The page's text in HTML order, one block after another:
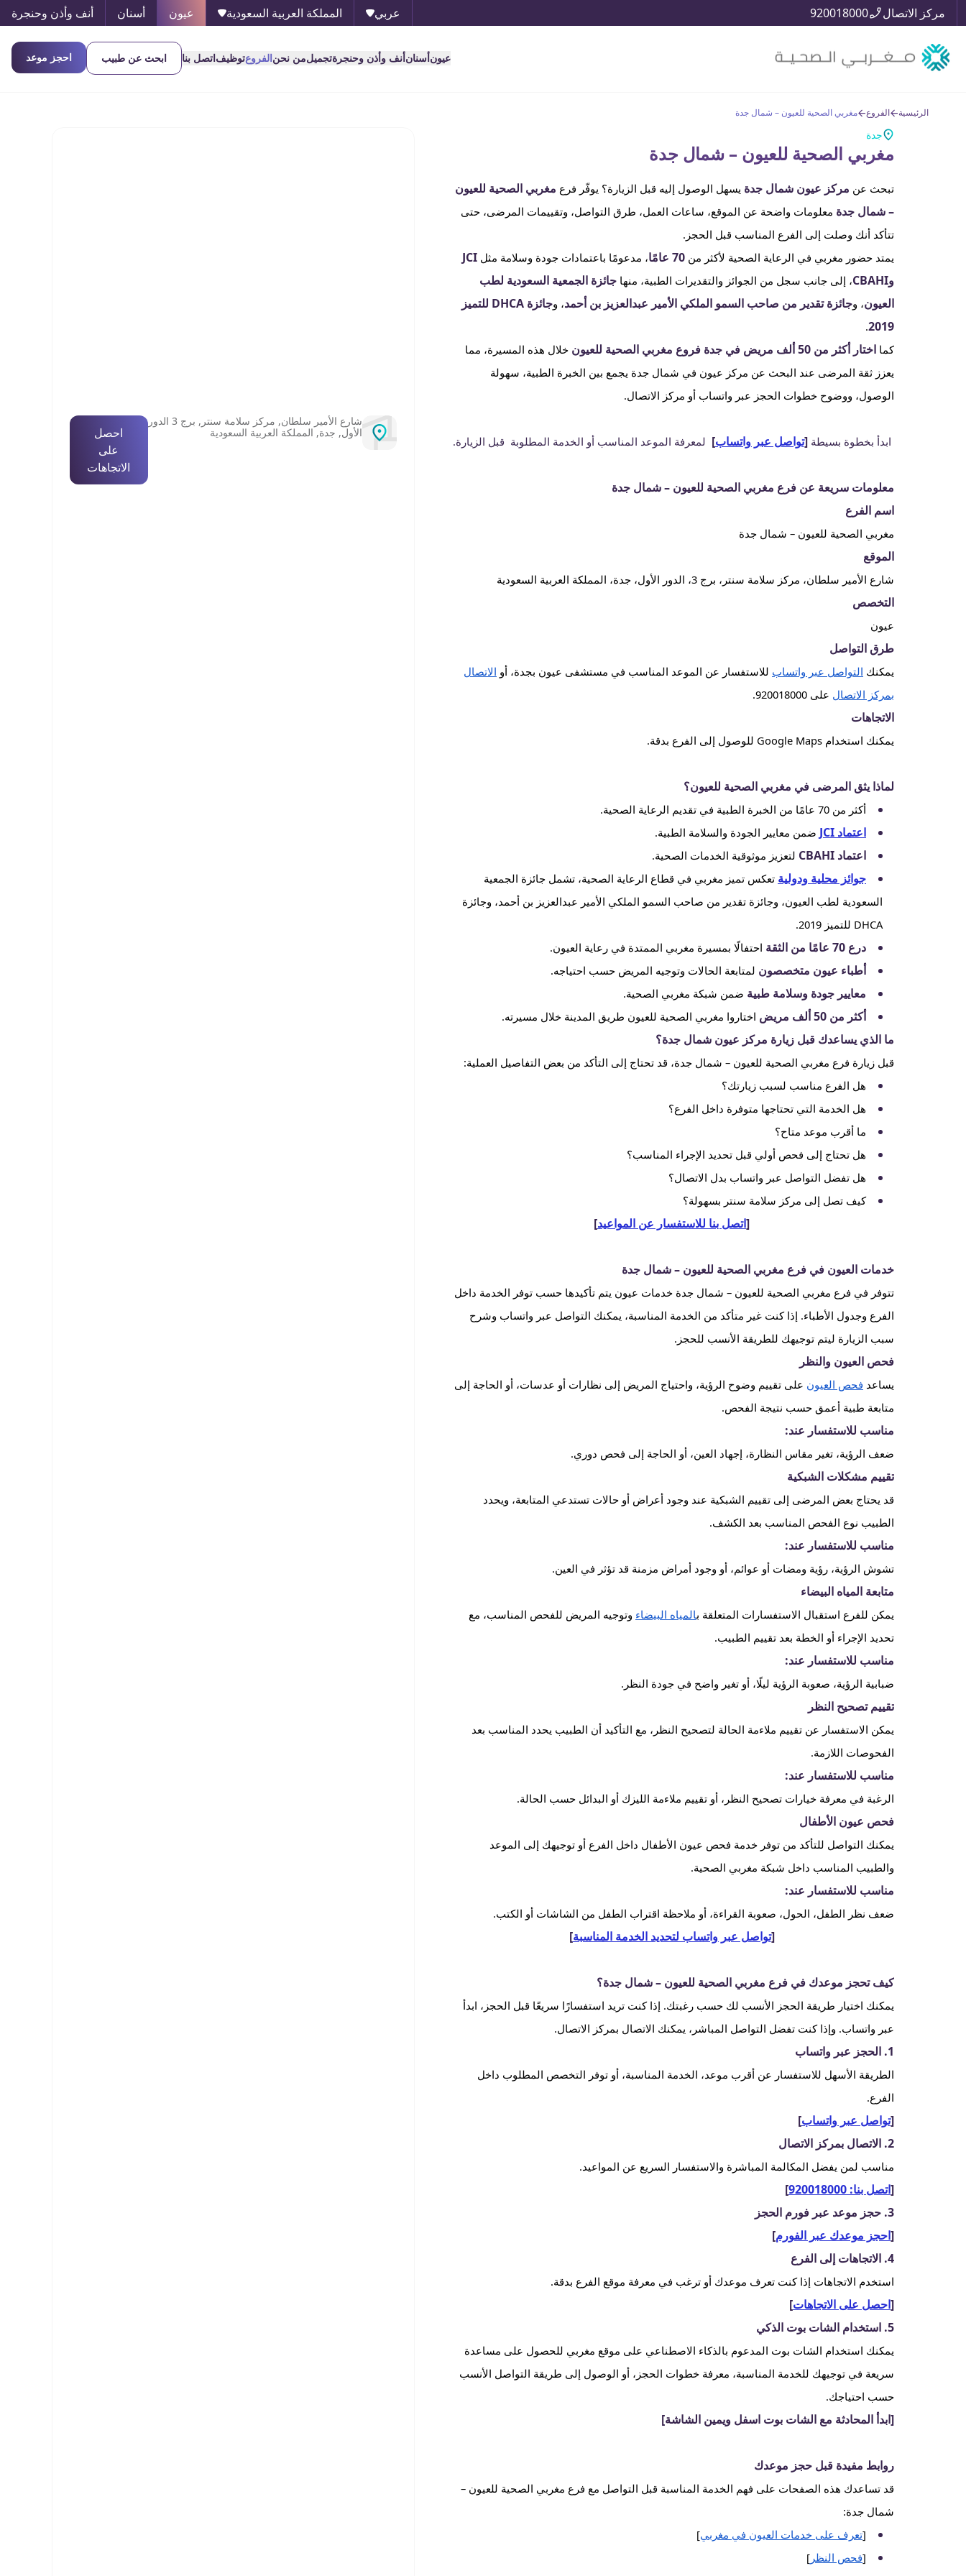
مركز الاتصال 920018000 عربي المملكة العربية السعودية عيون أسنان أنف وأذن وحنجرة
عيونأسنانأنف وأذن وحنجرةتجميلمن نحنالفروعتوظيفاتصل بنا ابحث عن طبيب احجز موعد
الرئيسية الفروع مغربي الصحية للعيون – شمال جدة
جدة
مغربي الصحية للعيون – شمال جدة
تبحث عن مركز عيون شمال جدة يسهل الوصول إليه قبل الزيارة؟ يوفّر فرع مغربي الصحية للعيون
– شمال جدة معلومات واضحة عن الموقع، ساعات العمل، طرق التواصل، وتقييمات المرضى، حتى
تتأكد أنك وصلت إلى الفرع المناسب قبل الحجز.
يمتد حضور مغربي في الرعاية الصحية لأكثر من
، مدعومًا باعتمادات جودة وسلامة مثل JCI
وCBAHI
، إلى جانب سجل من الجوائز والتقديرات الطبية، منها جائزة الجمعية السعودية لطب
العيون، وجائزة تقدير من صاحب السمو الملكي الأمير عبدالعزيز بن أحمد، و
جائزة DHCA للتميز
2019
.
كما اختار أكثر من 50 ألف مريض في جدة فروع مغربي الصحية للعيون
خلال هذه المسيرة، مما
يعزز ثقة المرضى عند البحث عن مركز عيون في شمال جدة يجمع بين الخبرة الطبية، سهولة
الوصول، ووضوح خطوات الحجز عبر واتساب أو مركز الاتصال.
ابدأ بخطوة بسيطة[تواصل عبر واتساب] لمعرفة الموعد المناسب أو الخدمة المطلوبة قبل الزيارة.
معلومات سريعة عن فرع مغربي الصحية للعيون – شمال جدة
اسم الفرع
مغربي الصحية للعيون – شمال جدة
الموقع
شارع الأمير سلطان، مركز سلامة سنتر، برج 3، الدور الأول، جدة، المملكة العربية السعودية
التخصص
عيون
طرق التواصل
يمكنك التواصل عبر واتساب للاستفسار عن الموعد المناسب في مستشفى عيون بجدة، أو الاتصال
بمركز الاتصال على 920018000.
الاتجاهات
يمكنك استخدام Google Maps للوصول إلى الفرع بدقة.
لماذا يثق المرضى في مغربي الصحية للعيون؟
أكثر من 70 عامًا من الخبرة الطبية في تقديم الرعاية الصحية.
اعتماد JCI ضمن معايير الجودة والسلامة الطبية.
اعتماد CBAHI لتعزيز موثوقية الخدمات الصحية.
جوائز محلية ودولية تعكس تميز مغربي في قطاع الرعاية الصحية، تشمل جائزة الجمعية
السعودية لطب العيون، وجائزة تقدير من صاحب السمو الملكي الأمير عبدالعزيز بن أحمد، وجائزة
DHCA للتميز 2019.
درع 70 عامًا من الثقة احتفالًا بمسيرة مغربي الممتدة في رعاية العيون.
أطباء عيون متخصصون لمتابعة الحالات وتوجيه المريض حسب احتياجه.
معايير جودة وسلامة طبية ضمن شبكة مغربي الصحية.
أكثر من 50 ألف مريض اختاروا مغربي الصحية للعيون طريق المدينة خلال مسيرته.
ما الذي يساعدك قبل زيارة مركز عيون شمال جدة؟
قبل زيارة فرع مغربي الصحية للعيون – شمال جدة، قد تحتاج إلى التأكد من بعض التفاصيل العملية:
هل الفرع مناسب لسبب زيارتك؟
هل الخدمة التي تحتاجها متوفرة داخل الفرع؟
ما أقرب موعد متاح؟
هل تحتاج إلى فحص أولي قبل تحديد الإجراء المناسب؟
هل تفضل التواصل عبر واتساب بدل الاتصال؟
كيف تصل إلى مركز سلامة سنتر بسهولة؟
[اتصل بنا للاستفسار عن المواعيد]
خدمات العيون في فرع مغربي الصحية للعيون – شمال جدة
تتوفر في فرع مغربي الصحية للعيون – شمال جدة خدمات عيون يتم تأكيدها حسب توفر الخدمة داخل
الفرع وجدول الأطباء. إذا كنت غير متأكد من الخدمة المناسبة، يمكنك التواصل عبر واتساب وشرح
سبب الزيارة ليتم توجيهك للطريقة الأنسب للحجز.
فحص العيون والنظر
يساعد فحص العيون على تقييم وضوح الرؤية، واحتياج المريض إلى نظارات أو عدسات، أو الحاجة إلى
متابعة طبية أعمق حسب نتيجة الفحص.
مناسب للاستفسار عند:
ضعف الرؤية، تغير مقاس النظارة، إجهاد العين، أو الحاجة إلى فحص دوري.
تقييم مشكلات الشبكية
قد يحتاج بعض المرضى إلى تقييم الشبكية عند وجود أعراض أو حالات تستدعي المتابعة، ويحدد
الطبيب نوع الفحص المناسب بعد الكشف.
مناسب للاستفسار عند:
تشوش الرؤية، رؤية ومضات أو عوائم، أو وجود أمراض مزمنة قد تؤثر في العين.
متابعة المياه البيضاء
يمكن للفرع استقبال الاستفسارات المتعلقة بالمياه البيضاء وتوجيه المريض للفحص المناسب، مع
تحديد الإجراء أو الخطة بعد تقييم الطبيب.
مناسب للاستفسار عند:
ضبابية الرؤية، صعوبة الرؤية ليلًا، أو تغير واضح في جودة النظر.
تقييم تصحيح النظر
يمكن الاستفسار عن تقييم ملاءمة الحالة لتصحيح النظر، مع التأكيد أن الطبيب يحدد المناسب بعد
الفحوصات اللازمة.
مناسب للاستفسار عند:
الرغبة في معرفة خيارات تصحيح النظر، أو تقييم ملاءمة الليزك أو البدائل حسب الحالة.
فحص عيون الأطفال
يمكنك التواصل للتأكد من توفر خدمة فحص عيون الأطفال داخل الفرع أو توجيهك إلى الموعد
والطبيب المناسب داخل شبكة مغربي الصحية.
مناسب للاستفسار عند:
ضعف نظر الطفل، الحول، صعوبة القراءة، أو ملاحظة اقتراب الطفل من الشاشات أو الكتب.
[تواصل عبر واتساب لتحديد الخدمة المناسبة]
كيف تحجز موعدك في فرع مغربي الصحية للعيون – شمال جدة؟
يمكنك اختيار طريقة الحجز الأنسب لك حسب رغبتك. إذا كنت تريد استفسارًا سريعًا قبل الحجز، ابدأ
عبر واتساب. وإذا كنت تفضل التواصل المباشر، يمكنك الاتصال بمركز الاتصال.
1. الحجز عبر واتساب
الطريقة الأسهل للاستفسار عن أقرب موعد، الخدمة المناسبة، أو توفر التخصص المطلوب داخل
الفرع.
[تواصل عبر واتساب]
2. الاتصال بمركز الاتصال
مناسب لمن يفضل المكالمة المباشرة والاستفسار السريع عن المواعيد.
[اتصل بنا: 920018000
]
3. حجز موعد عبر فورم الحجز
[احجز موعدك عبر الفورم]
4. الاتجاهات إلى الفرع
استخدم الاتجاهات إذا كنت تعرف موعدك أو ترغب في معرفة موقع الفرع بدقة.
[احصل على الاتجاهات]
5. استخدام الشات بوت الذكي
يمكنك استخدام الشات بوت المدعوم بالذكاء الاصطناعي على موقع مغربي للحصول على مساعدة
سريعة في توجيهك للخدمة المناسبة، معرفة خطوات الحجز، أو الوصول إلى طريقة التواصل الأنسب
حسب احتياجك.
[ابدأ المحادثة مع الشات بوت اسفل ويمين الشاشة]
روابط مفيدة قبل حجز موعدك
قد تساعدك هذه الصفحات على فهم الخدمة المناسبة قبل التواصل مع فرع مغربي الصحية للعيون –
شمال جدة:
[تعرف على خدمات العيون في مغربي]
[فحص النظر ]
شارع الأمير سلطان, مركز سلامة سنتر, برج 3 الدور
الأول, جدة, المملكة العربية السعودية
احصل
على
الاتجاهات